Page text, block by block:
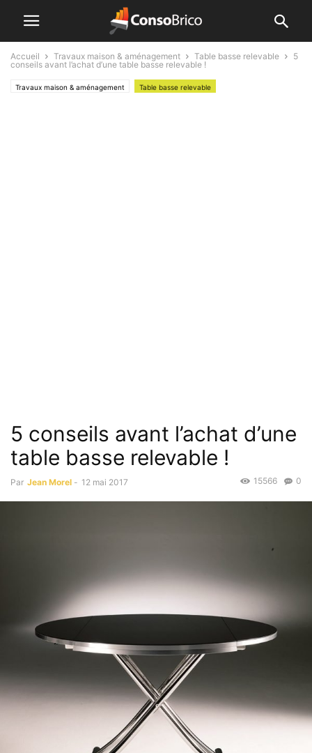
Accueil Travaux maison & aménagement Table basse relevable
5
conseils avant l’achat d’une table basse relevable !
Travaux maison & aménagement Table basse relevable
5 conseils avant l’achat d’une
table basse relevable !
Par Jean Morel - 12 mai 2017 0
15566